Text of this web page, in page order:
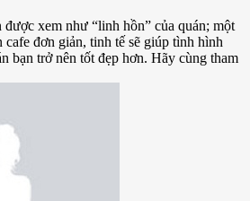
xem như “linh hồn” của quán; một
cafe đơn giản, tinh tế sẽ giúp tình hình
bạn trở nên tốt đẹp hơn. Hãy cùng tham